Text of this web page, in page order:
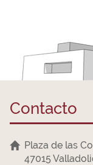
Contacto
Plaza de las
47015